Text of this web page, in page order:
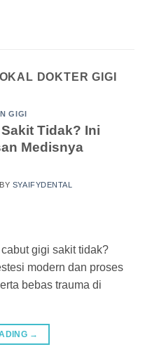
DOKTER GIGI
GIGI
Tidak? Ini
Medisnya
BY SYAIFYDENTAL
gigi sakit tidak?
modern dan proses
bebas trauma di
→